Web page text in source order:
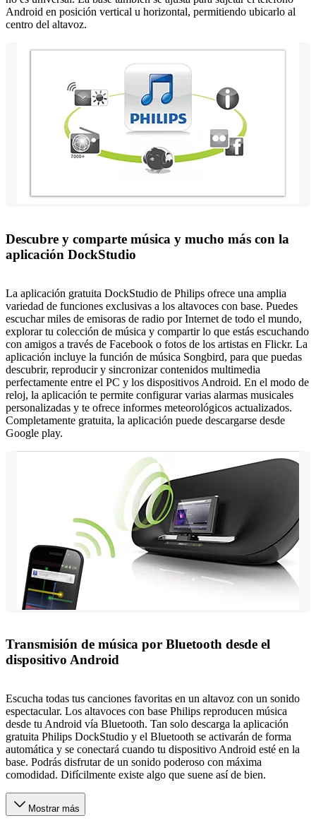
Android en posición vertical u horizontal, permitiendo ubicarlo al
centro del altavoz.
Descubre y comparte música y mucho más con la
aplicación DockStudio
La aplicación gratuita DockStudio de Philips ofrece una amplia
variedad de funciones exclusivas a los altavoces con base. Puedes
escuchar miles de emisoras de radio por Internet de todo el mundo,
explorar tu colección de música y compartir lo que estás escuchando
con amigos a través de Facebook o fotos de los artistas en Flickr. La
aplicación incluye la función de música Songbird, para que puedas
descubrir, reproducir y sincronizar contenidos multimedia
perfectamente entre el PC y los dispositivos Android. En el modo de
reloj, la aplicación te permite configurar varias alarmas musicales
personalizadas y te ofrece informes meteorológicos actualizados.
Completamente gratuita, la aplicación puede descargarse desde
Google play.
Transmisión de música por Bluetooth desde el
dispositivo Android
Escucha todas tus canciones favoritas en un altavoz con un sonido
espectacular. Los altavoces con base Philips reproducen música
desde tu Android vía Bluetooth. Tan solo descarga la aplicación
gratuita Philips DockStudio y el Bluetooth se activarán de forma
automática y se conectará cuando tu dispositivo Android esté en la
base. Podrás disfrutar de un sonido poderoso con máxima
comodidad. Difícilmente existe algo que suene así de bien.
Mostrar más